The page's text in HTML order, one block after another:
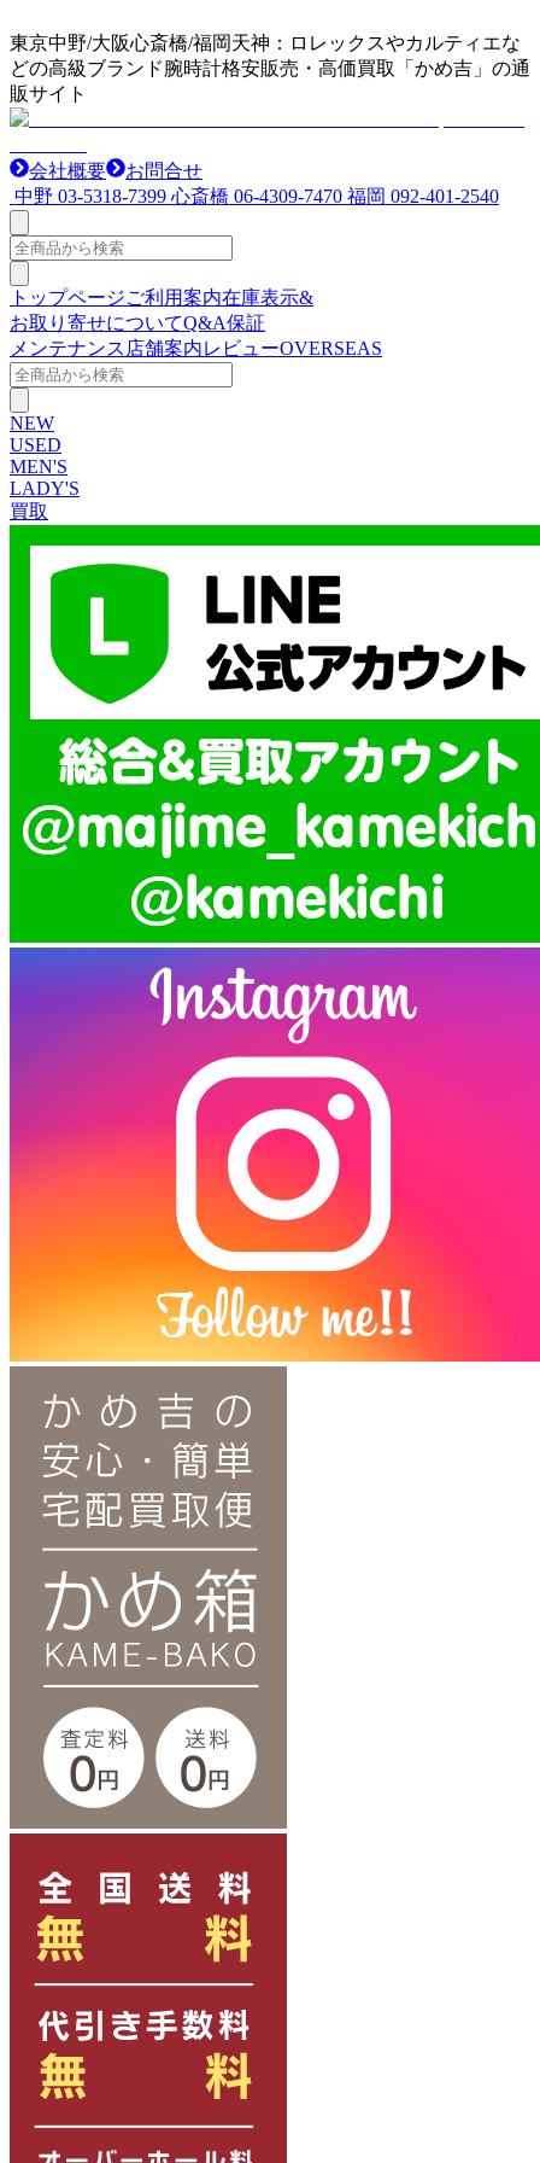
東京中野/大阪心斎橋/福岡天神：ロレックスやカルティエな
どの高級ブランド腕時計格安販売・高価買取「かめ吉」の通
販サイト
会社概要
お問合せ
中野 03-5318-7399 心斎橋 06-4309-7470 福岡 092-401-2540
トップページご利用案内在庫表示&
お取り寄せについてQ&A保証
メンテナンス 店舗案内レビューOVERSEAS
NEW
USED
MEN'S
LADY'S
買取